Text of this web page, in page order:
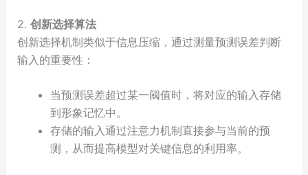
2. 创新选择算法
创新选择机制类似于信息压缩，通过测量预测误差判断
输入的重要性：
当预测误差超过某一阈值时，将对应的输入存储
到形象记忆中。
存储的输入通过注意力机制直接参与当前的预
测，从而提高模型对关键信息的利用率。